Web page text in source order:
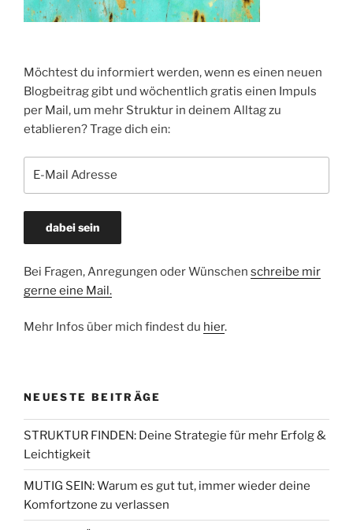
Möchtest du informiert werden, wenn es einen neuen
Blogbeitrag gibt und wöchentlich gratis einen Impuls
per Mail, um mehr Struktur in deinem Alltag zu
etablieren? Trage dich ein:
Bei Fragen, Anregungen oder Wünschen schreibe mir
gerne eine Mail.
Mehr Infos über mich findest du hier.
NEUESTE BEITRÄGE
STRUKTUR FINDEN: Deine Strategie für mehr Erfolg &
Leichtigkeit
MUTIG SEIN: Warum es gut tut, immer wieder deine
Komfortzone zu verlassen